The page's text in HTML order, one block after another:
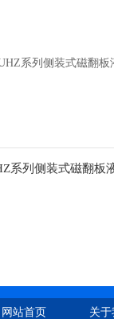
系列侧装式磁翻板
网站首页 关